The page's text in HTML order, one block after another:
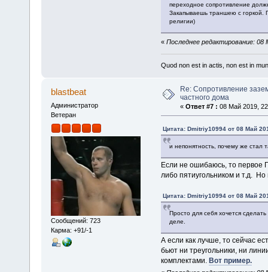
переходное сопротивление
Закапываешь траншею с горкой.
религии)
« Последнее редактирование: 08
Quod non est in actis, non est in
blastbeat
Администратор
Ветеран
Сообщений: 723
Карма: +91/-1
Re: Сопротивление
частного дома
« Ответ #7 : 08 Май 2019,
Цитата: Dmitriy10994 от 08 Май
и непонятность, почему же стал
Если не ошибаюсь, то первое
либо пятиугольником и т.д. Но
Цитата: Dmitriy10994 от 08 Май
Просто для себя хочется
деле.
А если как лучше, то сейчас
бьют ни треугольники, ни
комплектами. Вот пример.